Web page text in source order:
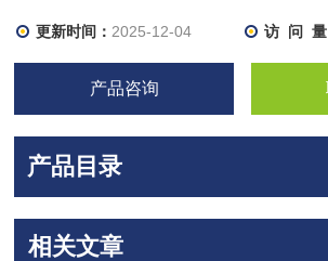
更新时间： 2025-12-04 访 问 量
产品咨询
产品目录
相关文章